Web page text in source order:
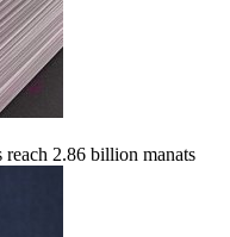
reach 2.86 billion manats